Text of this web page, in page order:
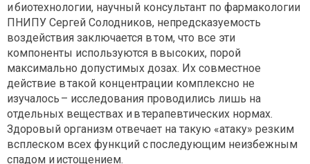
и биотехнологии, научный консультант по фармакологии
ПНИПУ Сергей Солодников, непредсказуемость
воздействия заключается в том, что все эти
компоненты используются в высоких, порой
максимально допустимых дозах. Их совместное
действие в такой концентрации комплексно не
изучалось – исследования проводились лишь на
отдельных веществах и в терапевтических нормах.
Здоровый организм отвечает на такую «атаку» резким
всплеском всех функций с последующим неизбежным
спадом и истощением.